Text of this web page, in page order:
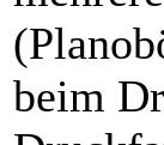
beim